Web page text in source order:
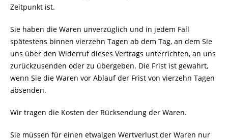
Zeitpunkt ist.
Sie haben die Waren unverzüglich und in jedem Fall
spätestens binnen vierzehn Tagen ab dem Tag, an dem Sie
uns über den Widerruf dieses Vertrags unterrichten, an uns
zurückzusenden oder zu übergeben. Die Frist ist gewahrt,
wenn Sie die Waren vor Ablauf der Frist von vierzehn Tagen
absenden.
Wir tragen die Kosten der Rücksendung der Waren.
Sie müssen für einen etwaigen Wertverlust der Waren nur